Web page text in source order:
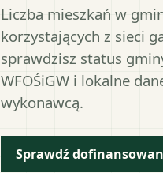
Liczba mieszkań w
korzystających z sieci
sprawdzisz status
WFOŚiGW i lokalne
wykonawcą.
Sprawdź